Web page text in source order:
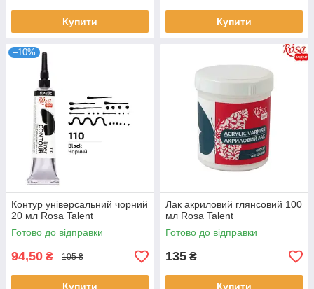
Купити Купити
–10%
Контур універсальний чорний
20 мл Rosa Talent
Готово до відправки
94,50 ₴ 105 ₴
Купити
Лак акриловий глянсовий 100
мл Rosa Talent
Готово до відправки
135 ₴
Купити